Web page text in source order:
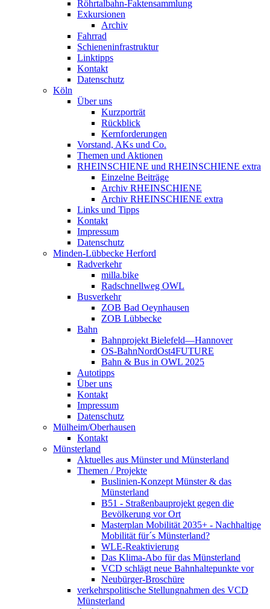
Röhrtalbahn-Faktensammlung
Exkursionen
Archiv
Fahrrad
Schieneninfrastruktur
Linktipps
Kontakt
Datenschutz
Köln
Über uns
Kurzporträt
Rückblick
Kernforderungen
Vorstand, AKs und Co.
Themen und Aktionen
RHEINSCHIENE und RHEINSCHIENE extra
Einzelne Beiträge
Archiv RHEINSCHIENE
Archiv RHEINSCHIENE extra
Links und Tipps
Kontakt
Impressum
Datenschutz
Minden-Lübbecke Herford
Radverkehr
milla.bike
Radschnellweg OWL
Busverkehr
ZOB Bad Oeynhausen
ZOB Lübbecke
Bahn
Bahnprojekt Bielefeld—Hannover
OS-BahnNordOst4FUTURE
Bahn & Bus in OWL 2025
Autotipps
Über uns
Kontakt
Impressum
Datenschutz
Mülheim/Oberhausen
Kontakt
Münsterland
Aktuelles aus Münster und Münsterland
Themen / Projekte
Buslinien-Konzept Münster & das
Münsterland
B51 - Straßenbauprojekt gegen die
Bevölkerung vor Ort
Masterplan Mobilität 2035+ - Nachhaltige
Mobilität für´s Münsterland?
WLE-Reaktivierung
Das Klima-Abo für das Münsterland
VCD schlägt neue Bahnhaltepunkte vor
Neubürger-Broschüre
verkehrspolitische Stellungnahmen des VCD
Münsterland